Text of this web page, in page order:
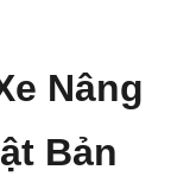
Nâng
Bản